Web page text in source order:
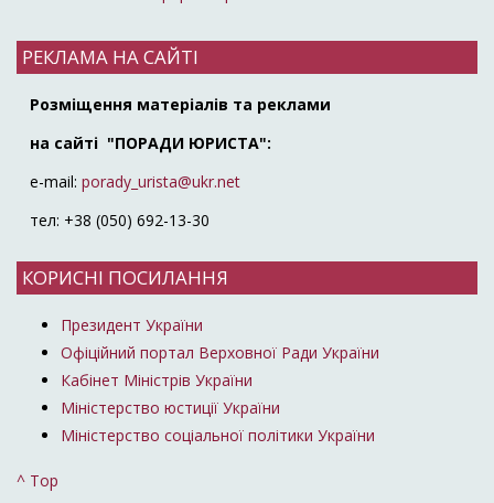
РЕКЛАМА НА САЙТІ
Розміщення матеріалів та реклами
на сайті "ПОРАДИ ЮРИСТА":
e-mail: porady_urista@ukr.net
тел: +38 (050) 692-13-30
КОРИСНІ ПОСИЛАННЯ
Президент України
Офіційний портал Верховної Ради України
Кабінет Міністрів України
Міністерство юстиції України
Міністерство соціальної політики України
^ Top